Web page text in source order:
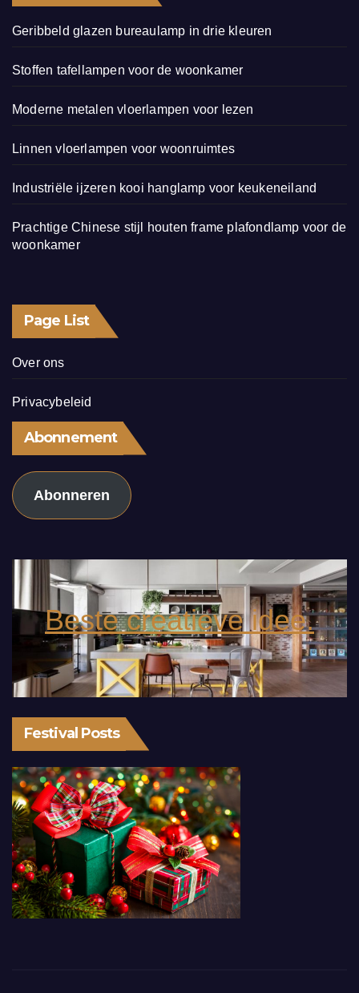
Geribbeld glazen bureaulamp in drie kleuren
Stoffen tafellampen voor de woonkamer
Moderne metalen vloerlampen voor lezen
Linnen vloerlampen voor woonruimtes
Industriële ijzeren kooi hanglamp voor keukeneiland
Prachtige Chinese stijl houten frame plafondlamp voor de
woonkamer
Page List
Over ons
Privacybeleid
Abonnement
Abonneren
Beste creatieve idee.
Festival Posts